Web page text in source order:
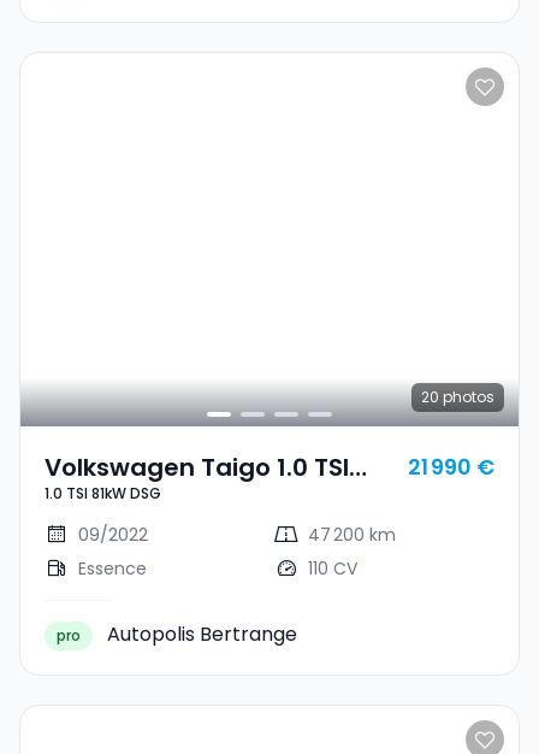
20 photos
Volkswagen Taigo 1.0 TSI
81kW DSG
1.0 TSI 81kW DSG
21 990 €
09/2022
47 200 km
Essence
110 CV
pro Autopolis Bertrange